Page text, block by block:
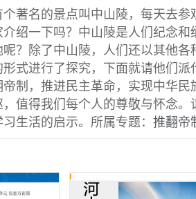
个著名的景点叫中山陵，每天去
绍一下吗？中山陵是人们纪念
呢？除了中山陵，人们还以其他
式进行了探究，下面就请他们
制，推进民主革命，实现中华
值得我们每个人的尊敬与怀念
生活的启示。所属专题： 推翻帝